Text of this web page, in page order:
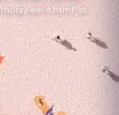
eel-it.html" st